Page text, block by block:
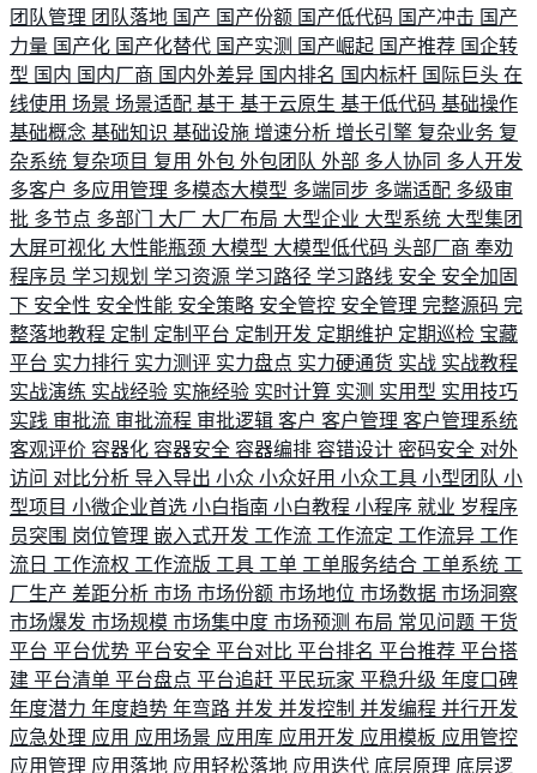
团队管理 团队落地 国产 国产份额 国产低代码 国产冲击 国产
力量 国产化 国产化替代 国产实测 国产崛起 国产推荐 国企转
型 国内 国内厂商 国内外差异 国内排名 国内标杆 国际巨头 在
线使用 场景 场景适配 基于 基于云原生 基于低代码 基础操作
基础概念 基础知识 基础设施 增速分析 增长引擎 复杂业务 复
杂系统 复杂项目 复用 外包 外包团队 外部 多人协同 多人开发
多客户 多应用管理 多模态大模型 多端同步 多端适配 多级审
批 多节点 多部门 大厂 大厂布局 大型企业 大型系统 大型集团
大屏可视化 大性能瓶颈 大模型 大模型低代码 头部厂商 奉劝
程序员 学习规划 学习资源 学习路径 学习路线 安全 安全加固
下 安全性 安全性能 安全策略 安全管控 安全管理 完整源码 完
整落地教程 定制 定制平台 定制开发 定期维护 定期巡检 宝藏
平台 实力排行 实力测评 实力盘点 实力硬通货 实战 实战教程
实战演练 实战经验 实施经验 实时计算 实测 实用型 实用技巧
实践 审批流 审批流程 审批逻辑 客户 客户管理 客户管理系统
客观评价 容器化 容器安全 容器编排 容错设计 密码安全 对外
访问 对比分析 导入导出 小众 小众好用 小众工具 小型团队 小
型项目 小微企业首选 小白指南 小白教程 小程序 就业 岁程序
员突围 岗位管理 嵌入式开发 工作流 工作流定 工作流异 工作
流日 工作流权 工作流版 工具 工单 工单服务结合 工单系统 工
厂生产 差距分析 市场 市场份额 市场地位 市场数据 市场洞察
市场爆发 市场规模 市场集中度 市场预测 布局 常见问题 干货
平台 平台优势 平台安全 平台对比 平台排名 平台推荐 平台搭
建 平台清单 平台盘点 平台追赶 平民玩家 平稳升级 年度口碑
年度潜力 年度趋势 年弯路 并发 并发控制 并发编程 并行开发
应急处理 应用 应用场景 应用库 应用开发 应用模板 应用管控
应用管理 应用落地 应用轻松落地 应用迭代 底层原理 底层逻